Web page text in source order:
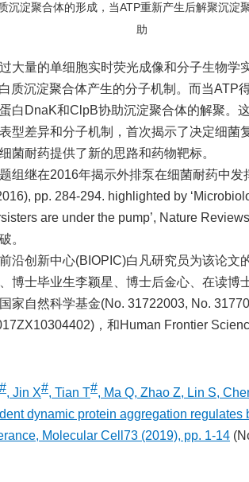
沉淀聚合体的形成，当ATP重新产生后解聚沉淀
助
量的单细胞实时荧光成像和分子生物学
质沉淀聚合体产生的分子机制。而当ATP
白DnaK和ClpB协助沉淀聚合体的解聚。
型差异和分子机制，首次揭示了决定细菌
菌耐药提供了新的思路和药物靶标。
继在2016年揭示外排泵在细菌耐药中发
pp. 284-294. highlighted by
are under the pump’, Nature
。
创新中心(BIOPIC)白凡研究员为该论文
博士毕业生李颖星、博士后金心、在读博
家自然科学基金(No. 31722003, No.
，和Human Frontier
#, Jin X#, Tian T#, Ma Q, Zhao Z, Lin S,
dynamic protein aggregation regulates
Molecular Cell73 (2019), pp. 1-14